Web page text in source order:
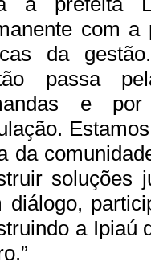
com a
da
passa
e
da
soluções
diálogo,
a Ipiaú